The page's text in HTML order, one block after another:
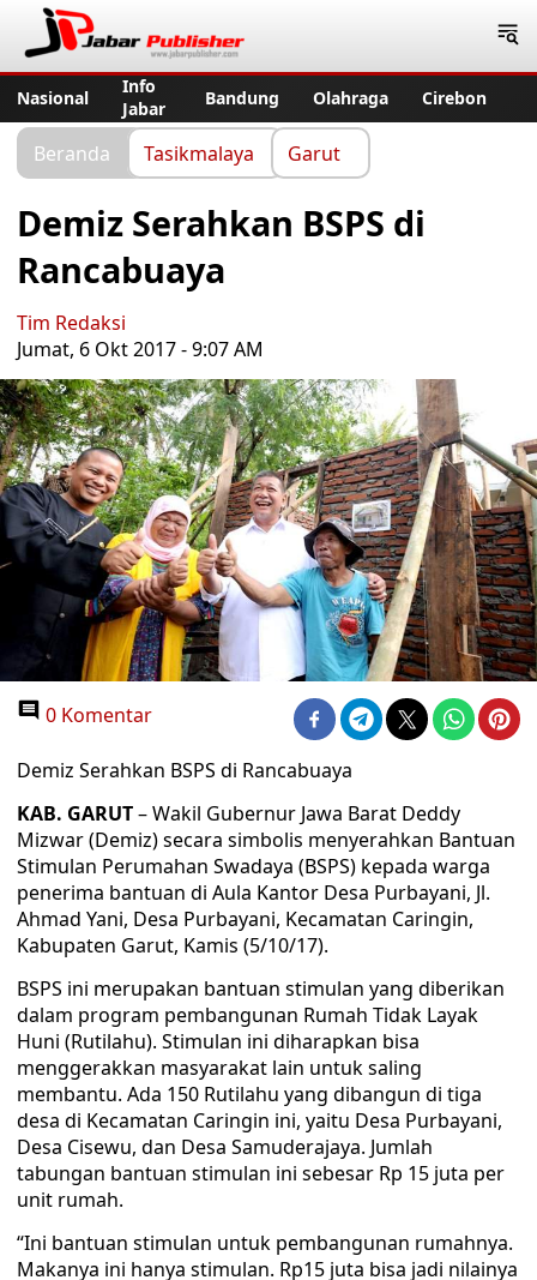
Nasional
Info
Jabar
Bandung Olahraga Cirebon
Beranda Tasikmalaya Garut
Demiz Serahkan BSPS di
Rancabuaya
Tim Redaksi
Jumat, 6 Okt 2017 - 9:07 AM
0 Komentar
Demiz Serahkan BSPS di Rancabuaya
KAB. GARUT– Wakil Gubernur Jawa Barat Deddy
Mizwar (Demiz) secara simbolis menyerahkan Bantuan
Stimulan Perumahan Swadaya (BSPS) kepada warga
penerima bantuan di Aula Kantor Desa Purbayani, Jl.
Ahmad Yani, Desa Purbayani, Kecamatan Caringin,
Kabupaten Garut, Kamis (5/10/17).
BSPS ini merupakan bantuan stimulan yang diberikan
dalam program pembangunan Rumah Tidak Layak
Huni (Rutilahu). Stimulan ini diharapkan bisa
menggerakkan masyarakat lain untuk saling
membantu. Ada 150 Rutilahu yang dibangun di tiga
desa di Kecamatan Caringin ini, yaitu Desa Purbayani,
Desa Cisewu, dan Desa Samuderajaya. Jumlah
tabungan bantuan stimulan ini sebesar Rp 15 juta per
unit rumah.
“Ini bantuan stimulan untuk pembangunan rumahnya.
Makanya ini hanya stimulan. Rp15 juta bisa jadi nilainya